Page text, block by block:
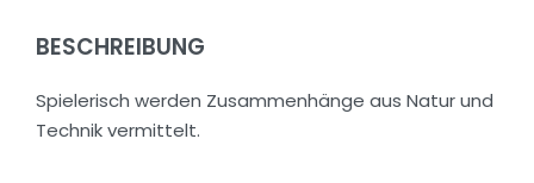
BESCHREIBUNG
Spielerisch werden Zusammenhänge aus Natur und
Technik vermittelt.